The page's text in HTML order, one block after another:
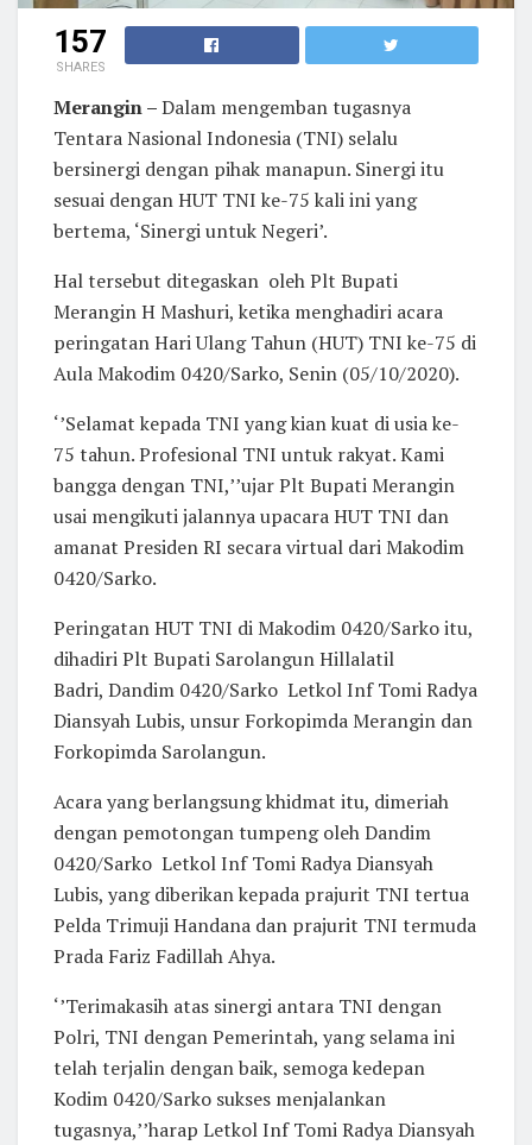
157
SHARES
Merangin –Dalam mengemban tugasnya
Tentara Nasional Indonesia (TNI) selalu
bersinergi dengan pihak manapun. Sinergi itu
sesuai dengan HUT TNI ke-75 kali ini yang
bertema, ‘Sinergi untuk Negeri’.
Hal tersebut ditegaskan oleh Plt Bupati
Merangin H Mashuri, ketika menghadiri acara
peringatan Hari Ulang Tahun (HUT) TNI ke-75 di
Aula Makodim 0420/Sarko, Senin (05/10/2020).
‘’Selamat kepada TNI yang kian kuat di usia ke-
75 tahun. Profesional TNI untuk rakyat. Kami
bangga dengan TNI,’’ujar Plt Bupati Merangin
usai mengikuti jalannya upacara HUT TNI dan
amanat Presiden RI secara virtual dari Makodim
0420/Sarko.
Peringatan HUT TNI di Makodim 0420/Sarko itu,
dihadiri Plt Bupati Sarolangun Hillalatil
Badri, Dandim 0420/Sarko Letkol Inf Tomi Radya
Diansyah Lubis, unsur Forkopimda Merangin dan
Forkopimda Sarolangun.
Acara yang berlangsung khidmat itu, dimeriah
dengan pemotongan tumpeng oleh Dandim
0420/Sarko Letkol Inf Tomi Radya Diansyah
Lubis, yang diberikan kepada prajurit TNI tertua
Pelda Trimuji Handana dan prajurit TNI termuda
Prada Fariz Fadillah Ahya.
‘’Terimakasih atas sinergi antara TNI dengan
Polri, TNI dengan Pemerintah, yang selama ini
telah terjalin dengan baik, semoga kedepan
Kodim 0420/Sarko sukses menjalankan
tugasnya,’’harap Letkol Inf Tomi Radya Diansyah